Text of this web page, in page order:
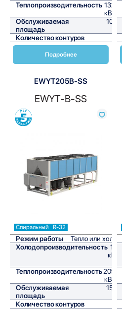
Теплопроизводительность 132,2
кВт/ч
Обслуживаемая
площадь
1000
Количество контуров
Подробнее
EWYT205B-SS
EWYT-B-SS
Сравнить
Спиральный R-32
Режим работы
Тепло или холод
Холодопроизводительность 189
кВт/
Теплопроизводительность209,3
кВт/ч
Обслуживаемая
площадь
1575
Количество контуров